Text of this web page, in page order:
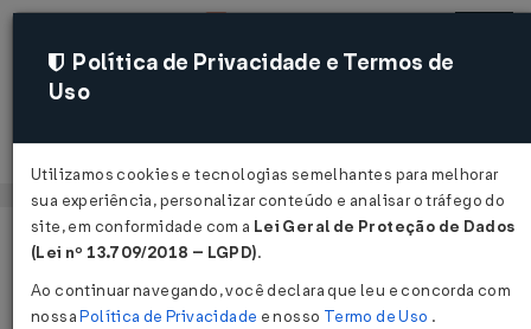
Acessar
Página Inicial Legislações
Política de Privacidade e Termos de
Uso
Utilizamos cookies e tecnologias semelhantes para melhorar
sua experiência, personalizar conteúdo e analisar o tráfego do
site, em conformidade com a Lei Geral de Proteção de Dados
(Lei nº 13.709/2018 – LGPD).
Ao continuar navegando, você declara que leu e concorda com
nossaPolítica de Privacidade e nosso Termo de Uso .